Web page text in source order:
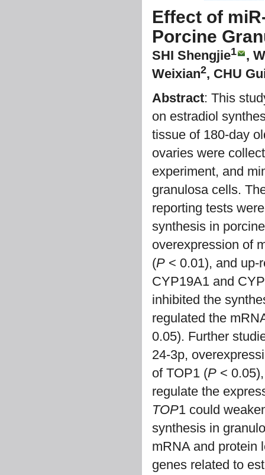
Effect of
Porcine
SHI Shengjie1
,
Weixian2, CHU
Abstract: This
on estradiol
tissue of 180-day
ovaries were
experiment, and
granulosa cells.
reporting tests
synthesis in
overexpression of
(P < 0.01), and up-
CYP19A1 and
inhibited the
regulated the
0.05). Further
24-3p,
of TOP1 (P <
regulate the
TOP1 could
synthesis in
mRNA and protein
genes related to